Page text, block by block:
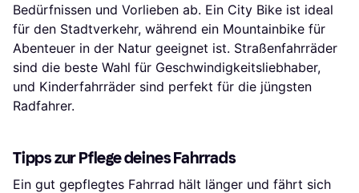
Bedürfnissen und Vorlieben ab. Ein City Bike ist ideal
für den Stadtverkehr, während ein Mountainbike für
Abenteuer in der Natur geeignet ist. Straßenfahrräder
sind die beste Wahl für Geschwindigkeitsliebhaber,
und Kinderfahrräder sind perfekt für die jüngsten
Radfahrer.
Tipps zur Pflege deines Fahrrads
Ein gut gepflegtes Fahrrad hält länger und fährt sich